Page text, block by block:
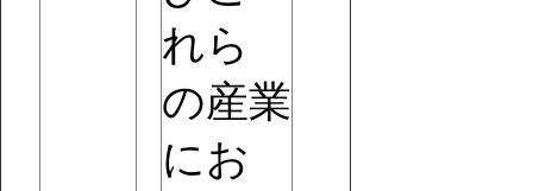
れら
の産業
にお